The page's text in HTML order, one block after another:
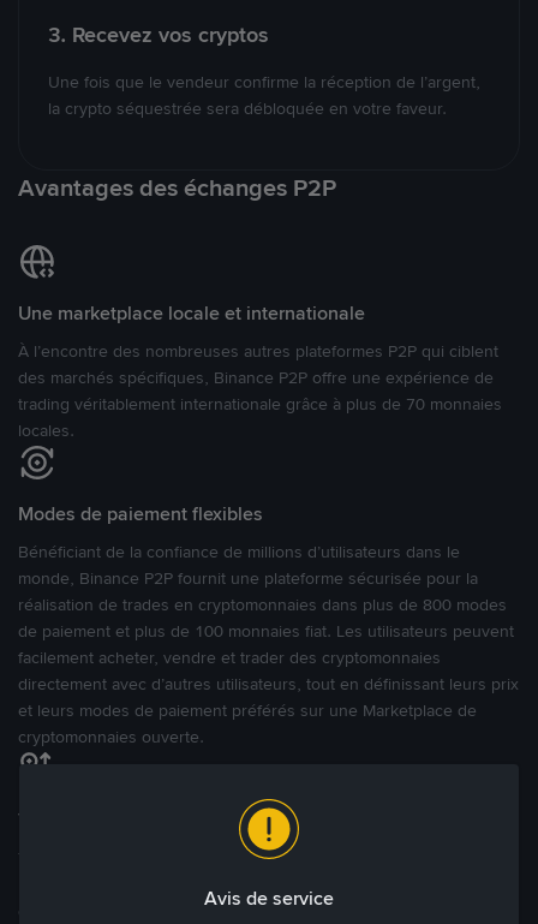
3. Recevez vos cryptos
Une fois que le vendeur confirme la réception de l’argent,
la crypto séquestrée sera débloquée en votre faveur.
Avantages des échanges P2P
Une marketplace locale et internationale
À l’encontre des nombreuses autres plateformes P2P qui ciblent
des marchés spécifiques, Binance P2P offre une expérience de
trading véritablement internationale grâce à plus de 70 monnaies
locales.
Modes de paiement flexibles
Bénéficiant de la confiance de millions d’utilisateurs dans le
monde, Binance P2P fournit une plateforme sécurisée pour la
réalisation de trades en cryptomonnaies dans plus de 800 modes
de paiement et plus de 100 monnaies fiat. Les utilisateurs peuvent
facilement acheter, vendre et trader des cryptomonnaies
directement avec d’autres utilisateurs, tout en définissant leurs prix
et leurs modes de paiement préférés sur une Marketplace de
cryptomonnaies ouverte.
Tradez à des prix avantageux pour vous
Tradez des cryptos en étant libres d’acheter et de vendre à votre
des annonces commerciales pour fixer vos propres prix.
Avis de service